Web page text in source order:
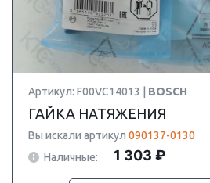
Артикул: F00VC14013 | BOSCH
ГАЙКА НАТЯЖЕНИЯ
Вы искали артикул 090137-0130
Наличные:
1 303 ₽